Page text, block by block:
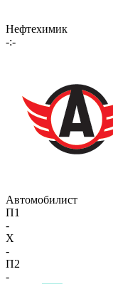
Нефтехимик
-:-
Автомобилист
П1
-
X
-
П2
-